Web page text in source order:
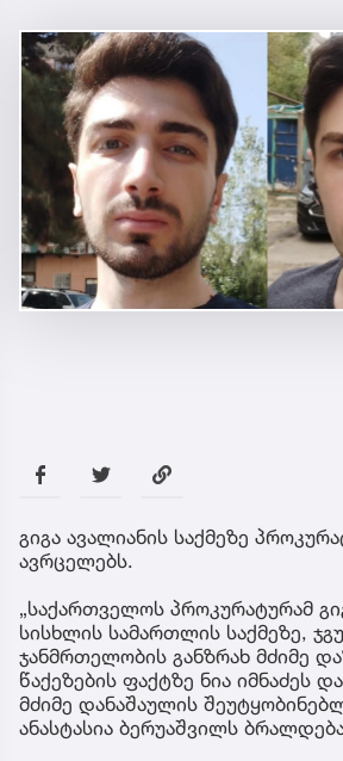
გიგა ავალიანის საქმეზე
ავრცელებს.
„საქართველოს პროკურატურამ
სისხლის სამართლის საქმეზე,
ჯანმრთელობის განზრახ მძიმე
წაქეზების ფაქტზე ნია იმნაძეს
მძიმე დანაშაულის
ანასტასია ბერუაშვილს